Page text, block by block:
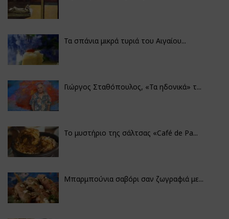
Τα σπάνια μικρά τυριά του Αιγαίου...
Γιώργος Σταθόπουλος, «Τα ηδονικά» τ...
Το μυστήριο της σάλτσας «Café de Pa...
Μπαρμπούνια σαβόρι σαν ζωγραφιά με...